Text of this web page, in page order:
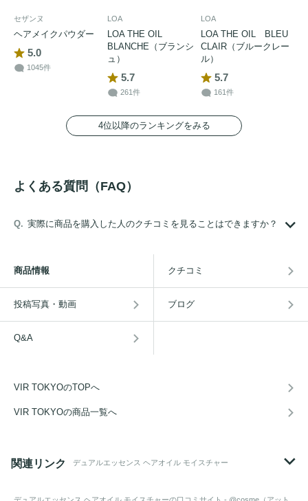
セザンヌ
ヘアメイクパウダー
5.0
1045件
LOA
LOA THE OIL
BLANCHE（ブランシ
ュ）
5.7
261件
LOA
LOA THE OIL BLEU
CLAIR（ブルークレー
ル）
5.7
161件
4位以降のランキングをみる
よくある質問（FAQ）
実際に商品を購入した人のクチコミを見ることはできますか？
商品情報 クチコミ
投稿写真・動画 ブログ
Q&A
VIR TOKYOのTOPへ
VIR TOKYOの商品一覧へ
関連リンク デュアルエッセンス ヘアオイル モイスチャー